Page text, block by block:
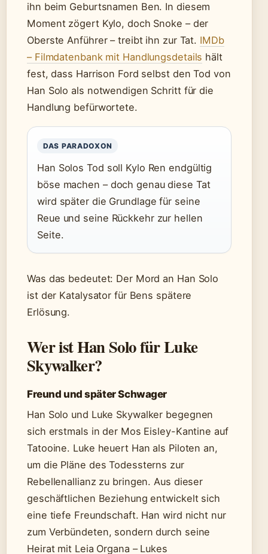
ihn beim Geburtsnamen Ben. In diesem
Moment zögert Kylo, doch Snoke – der
Oberste Anführer – treibt ihn zur Tat. IMDb
– Filmdatenbank mit Handlungsdetails hält
fest, dass Harrison Ford selbst den Tod von
Han Solo als notwendigen Schritt für die
Handlung befürwortete.
DAS PARADOXON
Han Solos Tod soll Kylo Ren endgültig
böse machen – doch genau diese Tat
wird später die Grundlage für seine
Reue und seine Rückkehr zur hellen
Seite.
Was das bedeutet: Der Mord an Han Solo
ist der Katalysator für Bens spätere
Erlösung.
Wer ist Han Solo für Luke
Skywalker?
Freund und später Schwager
Han Solo und Luke Skywalker begegnen
sich erstmals in der Mos Eisley-Kantine auf
Tatooine. Luke heuert Han als Piloten an,
um die Pläne des Todessterns zur
Rebellenallianz zu bringen. Aus dieser
geschäftlichen Beziehung entwickelt sich
eine tiefe Freundschaft. Han wird nicht nur
zum Verbündeten, sondern durch seine
Heirat mit Leia Organa – Lukes